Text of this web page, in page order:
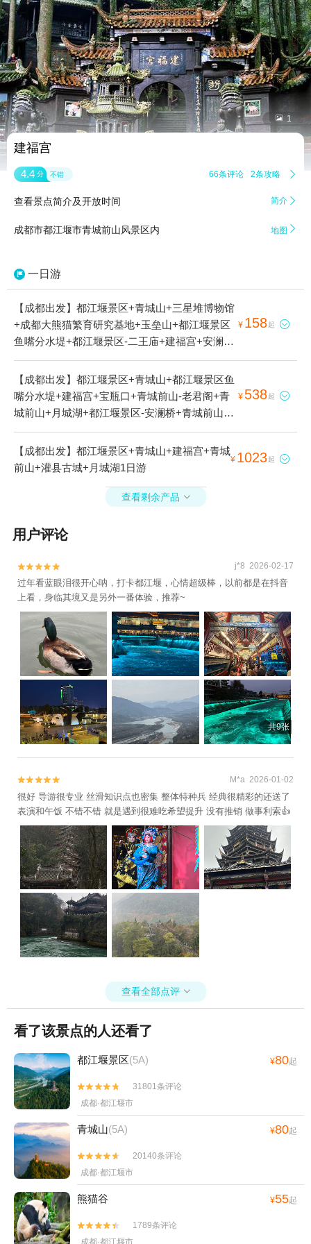
 1
建福宫
4.4 分 不错 66条评论 2条攻略 
查看景点简介及开放时间 简介 
成都市都江堰市青城前山风景区内 地图 
一日游
【成都出发】都江堰景区+青城山+三星堆博物馆
+成都大熊猫繁育研究基地+玉垒山+都江堰景区
鱼嘴分水堤+都江堰景区-二王庙+建福宫+安澜索
桥+宝瓶口+飞沙堰+蜀风雅韵剧场·川剧变脸演出
·大型古典梨园+南桥+青城前山-老君阁+青城前
山+玉垒阁+灌县古城+熊猫谷+仰天窝广场+鱼嘴
+华光剧院1日游
¥ 158起 
【成都出发】都江堰景区+青城山+都江堰景区鱼
嘴分水堤+建福宫+宝瓶口+青城前山-老君阁+青
城前山+月城湖+都江堰景区-安澜桥+青城前山-
上清宫1日游
¥ 538起 
【成都出发】都江堰景区+青城山+建福宫+青城
前山+灌县古城+月城湖1日游
¥ 1023起 
查看剩余产品 
用户评论

 j*8 2026-02-17
过年看蓝眼泪很开心呐，打卡都江堰，心情超级棒，以前都是在抖音
上看，身临其境又是另外一番体验，推荐~
共9张

 M*a 2026-01-02
很好 导游很专业 丝滑知识点也密集 整体特种兵 经典很精彩的还送了
表演和午饭 不错不错 就是遇到很难吃希望提升 没有推销 做事利索👍
查看全部点评 
看了该景点的人还看了
都江堰景区(5A) ¥80起


31801条评论
成都·都江堰市
青城山(5A) ¥80起


20140条评论
成都·都江堰市
熊猫谷 ¥55起


1789条评论
成都·都江堰市
